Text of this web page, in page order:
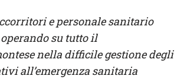
e personale sanitario
su tutto il
nella difficile gestione degli
all’emergenza sanitaria